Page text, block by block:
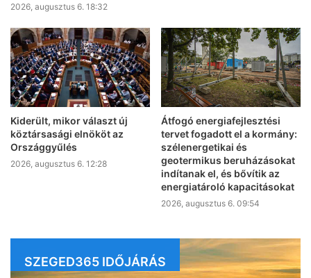
2026, augusztus 6. 18:32
Kiderült, mikor választ új
köztársasági elnököt az
Országgyűlés
2026, augusztus 6. 12:28
Átfogó energiafejlesztési
tervet fogadott el a kormány:
szélenergetikai és
geotermikus beruházásokat
indítanak el, és bővítik az
energiatároló kapacitásokat
2026, augusztus 6. 09:54
SZEGED365 IDŐJÁRÁS